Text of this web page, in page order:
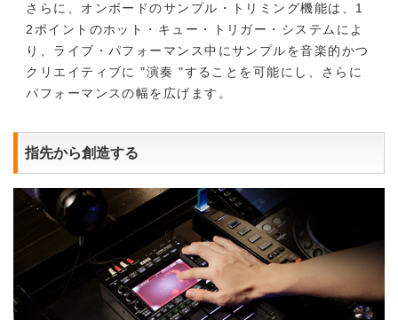
さらに、オンボードのサンプル・トリミング機能は、1
2ポイントのホット・キュー・トリガー・システムによ
り、ライブ・パフォーマンス中にサンプルを音楽的かつ
クリエイティブに "演奏 "することを可能にし、さらに
パフォーマンスの幅を広げます。
指先から創造する